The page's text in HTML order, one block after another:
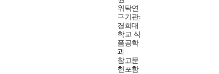
위탁연
구기관:
경희대
학교 식
품공학
과
참고문
헌포함